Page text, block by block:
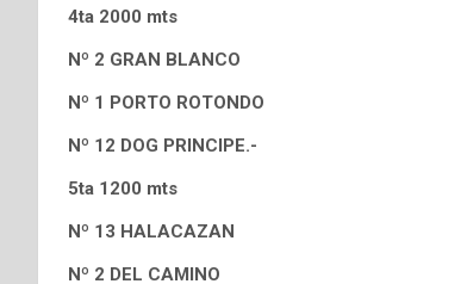
4ta 2000 mts
Nº 2 GRAN BLANCO
Nº 1 PORTO ROTONDO
Nº 12 DOG PRINCIPE.-
5ta 1200 mts
Nº 13 HALACAZAN
Nº 2 DEL CAMINO